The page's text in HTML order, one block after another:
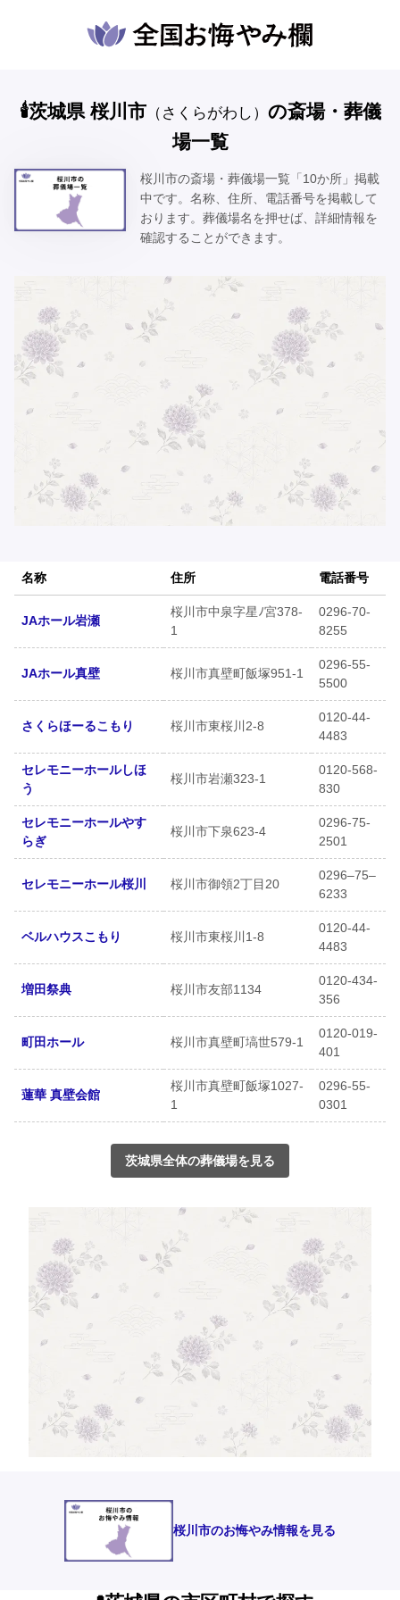
🕯️茨城県 桜川市 （さくらがわし） の斎場・葬儀
場一覧
桜川市の斎場・葬儀場一覧「10か所」掲載
中です。名称、住所、電話番号を掲載して
おります。葬儀場名を押せば、詳細情報を
確認することができます。
名称 住所 電話番号
JAホール岩瀬
桜川市中泉字星ﾉ宮378-
1
0296-70-
8255
JAホール真壁 桜川市真壁町飯塚951-1
0296-55-
5500
さくらほーるこもり 桜川市東桜川2-8
0120-44-
4483
セレモニーホールしほ
う
桜川市岩瀬323-1
0120-568-
830
セレモニーホールやす
らぎ
桜川市下泉623-4
0296-75-
2501
セレモニーホール桜川 桜川市御領2丁目20
0296‒75‒
6233
ベルハウスこもり 桜川市東桜川1-8
0120-44-
4483
増田祭典 桜川市友部1134
0120-434-
356
町田ホール 桜川市真壁町塙世579-1
0120-019-
401
蓮華 真壁会館
桜川市真壁町飯塚1027-
1
0296-55-
0301
茨城県全体の葬儀場を見る
桜川市のお悔やみ情報を見る